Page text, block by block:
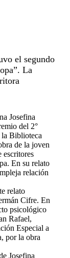
el segundo
La
Josefina
del 2°
la Biblioteca
de la joven
escritores
En su relato
relación
relato
Cifre. En
psicológico
Rafael,
Especial a
por la obra
Josefina